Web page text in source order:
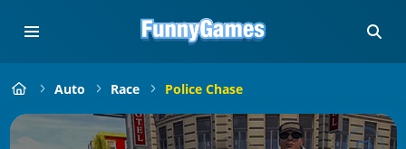
Auto Race Police Chase